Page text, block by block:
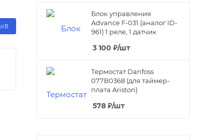
Блок управления
Advance F-031 (аналог ID-
961) 1 реле, 1 датчик
3 100 ₽/шт
Термостат Danfoss
077B0368 (для таймер-
плата Ariston)
578 ₽/шт